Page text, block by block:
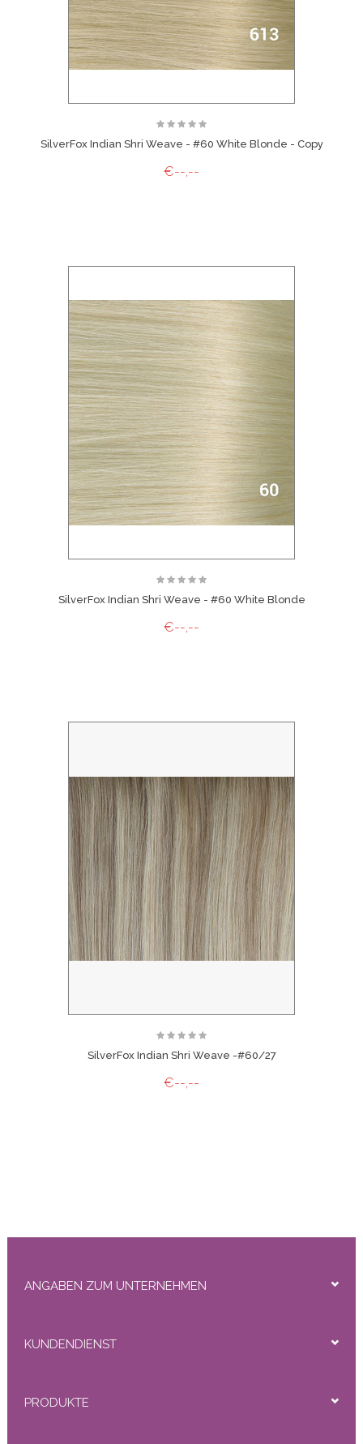
SilverFox Indian Shri Weave - #60 White Blonde - Copy
€--,--
SilverFox Indian Shri Weave - #60 White Blonde
€--,--
SilverFox Indian Shri Weave -#60/27
€--,--
ANGABEN ZUM UNTERNEHMEN
KUNDENDIENST
PRODUKTE